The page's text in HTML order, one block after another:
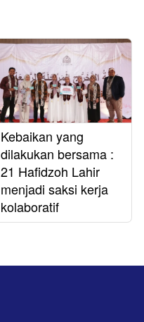
Kebaikan yang
dilakukan bersama :
21 Hafidzoh Lahir
menjadi saksi kerja
kolaboratif